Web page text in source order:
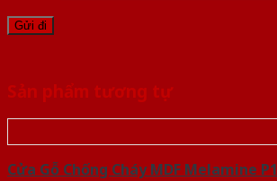
Sản phẩm tương tự
Cửa Gỗ Chống Cháy MDF Melamine P1